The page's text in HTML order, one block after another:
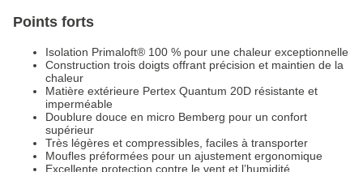
Points forts
Isolation Primaloft® 100 % pour une chaleur exceptionnelle
Construction trois doigts offrant précision et maintien de la
chaleur
Matière extérieure Pertex Quantum 20D résistante et
imperméable
Doublure douce en micro Bemberg pour un confort
supérieur
Très légères et compressibles, faciles à transporter
Moufles préformées pour un ajustement ergonomique
Excellente protection contre le vent et l’humidité